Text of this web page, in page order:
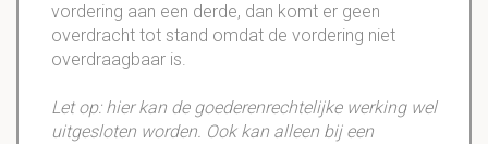
vordering aan een derde, dan komt er geen
overdracht tot stand omdat de vordering niet
overdraagbaar is.
Let op: hier kan de goederenrechtelijke werking wel
uitgesloten worden. Ook kan alleen bij een